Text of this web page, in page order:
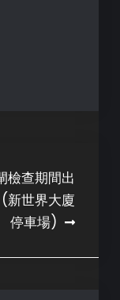
檢查期間出
新世界大廈
停車場)